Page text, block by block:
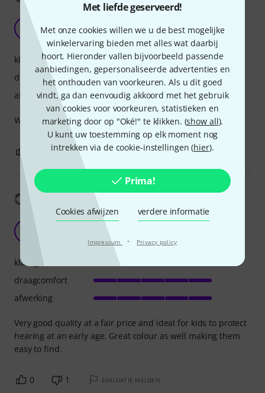
Met liefde geserveerd!
Met onze cookies willen we u de best mogelijke
winkelervaring bieden met alles wat daarbij
hoort. Hieronder vallen bijvoorbeeld passende
aanbiedingen, gepersonaliseerde advertenties en
het onthouden van voorkeuren. Als u dit goed
vindt, ga dan eenvoudig akkoord met het gebruik
van cookies voor voorkeuren, statistieken en
marketing door op "Oké!" te klikken. (show all).
U kunt uw toestemming op elk moment nog
intrekken via de cookie-instellingen (hier).
Prima!
Cookies afwijzen verdere informatie
Impressum · Privacy policy
Stuuu 23.05.2019
Well built for the price and looks very cool.
klankgetrouwheid
draagcomfort
afwerking
0 EVALUATIE MELDEN
Vertaling tonen
Ideal for kids
Wellen 30.05.2022
Very good quality at a fair price and ideal for kids to protect
hearing at an early age. Great colour as well making them
easy to find.
klankgetrouwheid
draagcomfort
afwerking
0 1 EVALUATIE MELDEN